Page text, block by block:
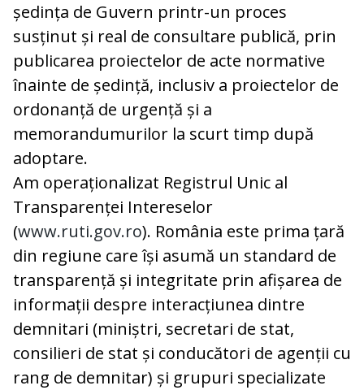
ședința de Guvern printr-un proces
susținut și real de consultare publică, prin
publicarea proiectelor de acte normative
înainte de ședință, inclusiv a proiectelor de
ordonanță de urgență și a
memorandumurilor la scurt timp după
adoptare.
Am operaționalizat Registrul Unic al
Transparenței Intereselor
(www.ruti.gov.ro). România este prima țară
din regiune care își asumă un standard de
transparență și integritate prin afișarea de
informații despre interacțiunea dintre
demnitari (miniștri, secretari de stat,
consilieri de stat și conducători de agenții cu
rang de demnitar) și grupuri specializate